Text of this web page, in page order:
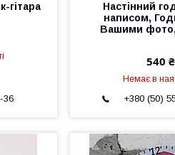
гітара
36
Настінний
написом,
Вашими
540 ₴
Немає в
+380 (50)